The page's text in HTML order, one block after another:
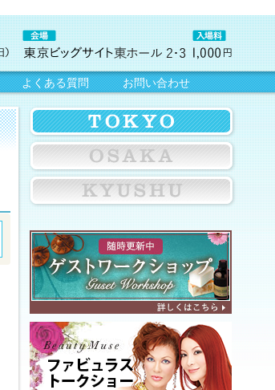
よくある質問 お問い合わせ